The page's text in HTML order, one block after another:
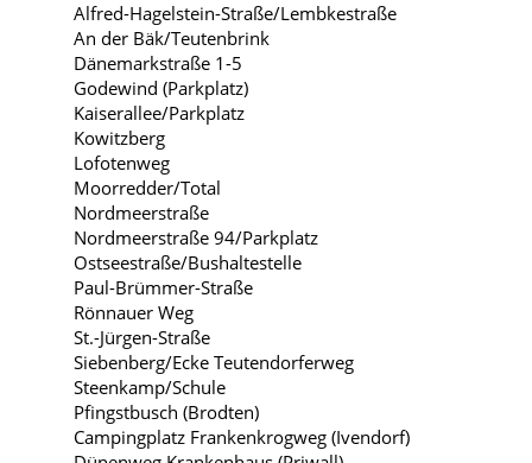
Alfred-Hagelstein-Straße/Lembkestraße
An der Bäk/Teutenbrink
Dänemarkstraße 1-5
Godewind (Parkplatz)
Kaiserallee/Parkplatz
Kowitzberg
Lofotenweg
Moorredder/Total
Nordmeerstraße
Nordmeerstraße 94/Parkplatz
Ostseestraße/Bushaltestelle
Paul-Brümmer-Straße
Rönnauer Weg
St.-Jürgen-Straße
Siebenberg/Ecke Teutendorferweg
Steenkamp/Schule
Pfingstbusch (Brodten)
Campingplatz Frankenkrogweg (Ivendorf)